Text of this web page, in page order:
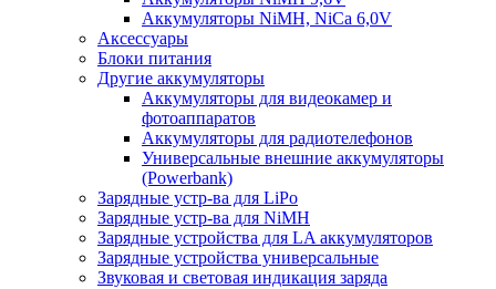
Аккумуляторы NiMH, NiCa 6,0V
Аксессуары
Блоки питания
Другие аккумуляторы
Аккумуляторы для видеокамер и
фотоаппаратов
Аккумуляторы для радиотелефонов
Универсальные внешние аккумуляторы
(Powerbank)
Зарядные устр-ва для LiPo
Зарядные устр-ва для NiMH
Зарядные устройства для LA аккумуляторов
Зарядные устройства универсальные
Звуковая и световая индикация заряда